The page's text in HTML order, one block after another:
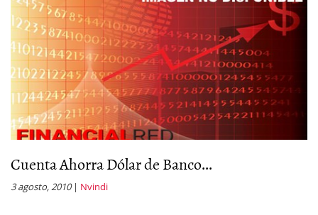
Cuenta Ahorra Dólar de Banco...
3 agosto, 2010| Nvindi